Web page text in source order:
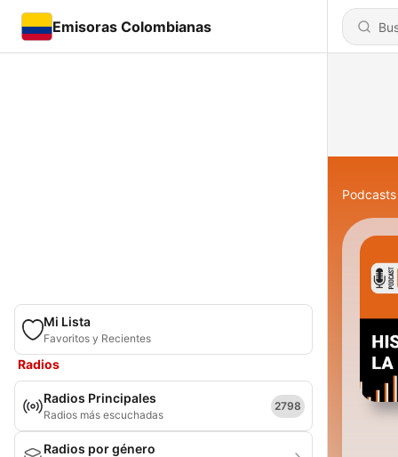
Emisoras Colombianas
Mi Lista
Favoritos y Recientes
Radios
Radios Principales
Radios más escuchadas
2798
Radios por género
Podcasts